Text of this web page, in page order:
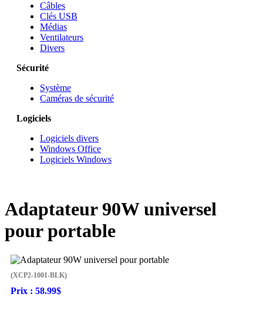
Câbles
Clés USB
Médias
Ventilateurs
Divers
Sécurité
Système
Caméras de sécurité
Logiciels
Logiciels divers
Windows Office
Logiciels Windows
Adaptateur 90W universel
pour portable
(XCP2-1001-BLK)
Prix : 58.99$